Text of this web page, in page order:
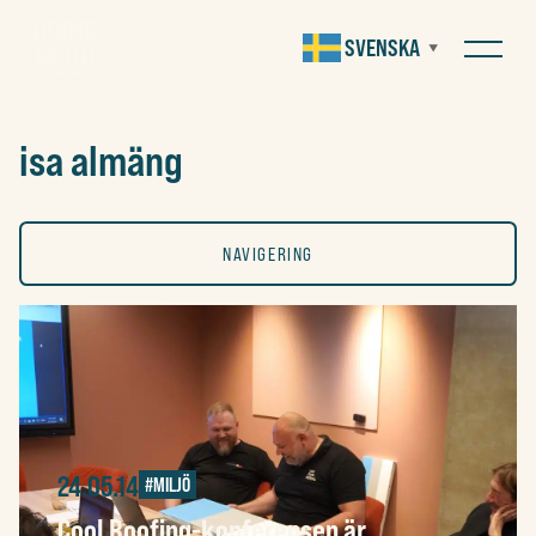
SVENSKA ▼
isa almäng
NAVIGERING
KONST
SOCIALT
24.05.14 #MILJÖ